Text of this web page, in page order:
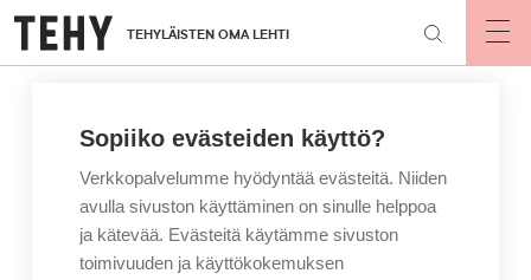
Hyppää
pääsisältöön
TEHYLÄISTEN OMA LEHTI
Sopiiko evästeiden käyttö?
Verkkopalvelumme hyödyntää evästeitä. Niiden
avulla sivuston käyttäminen on sinulle helppoa
ja kätevää. Evästeitä käytämme sivuston
toimivuuden ja käyttökokemuksen